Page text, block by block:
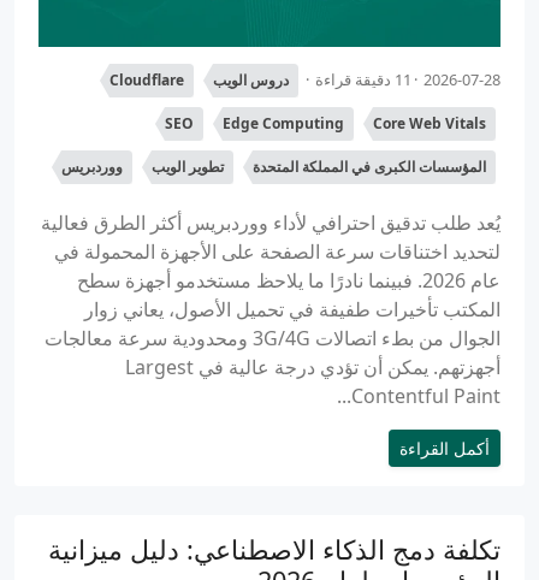
2026-07-28 11 دقيقة قراءة دروس الويب Cloudflare
Core Web Vitals
Edge Computing
SEO
المؤسسات الكبرى في المملكة المتحدة تطوير الويب ووردبريس
يُعد طلب تدقيق احترافي لأداء ووردبريس أكثر الطرق فعالية
لتحديد اختناقات سرعة الصفحة على الأجهزة المحمولة في
عام 2026. فبينما نادرًا ما يلاحظ مستخدمو أجهزة سطح
المكتب تأخيرات طفيفة في تحميل الأصول، يعاني زوار
الجوال من بطء اتصالات 3G/4G ومحدودية سرعة معالجات
أجهزتهم. يمكن أن تؤدي درجة عالية في Largest
Contentful Paint...
أكمل القراءة
تكلفة دمج الذكاء الاصطناعي: دليل ميزانية